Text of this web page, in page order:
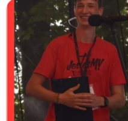
Link do artykułu